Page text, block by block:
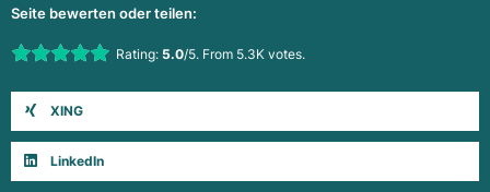
Seite bewerten oder teilen:
Rate this item:Rating: 5.0/5. From 5.3K votes.
XING
LinkedIn